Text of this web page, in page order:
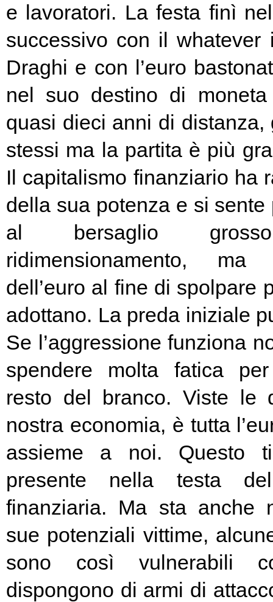
e lavoratori. La festa finì
successivo con il whatever
Draghi e con l’euro
nel suo destino di
quasi dieci anni di
stessi ma la partita è più
Il capitalismo finanziario ha
della sua potenza e si sente
al bersaglio
ridimensionamento,
dell’euro al fine di spolpare
adottano. La preda iniziale
Se l’aggressione funziona
spendere molta fatica
resto del branco. Viste le
nostra economia, è tutta
assieme a noi. Questo
presente nella testa
finanziaria. Ma sta anche
sue potenziali vittime,
sono così vulnerabili
dispongono di armi di